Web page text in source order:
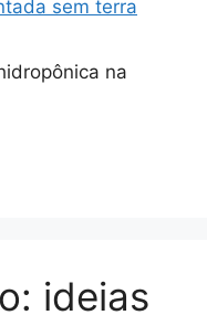
na
ideias